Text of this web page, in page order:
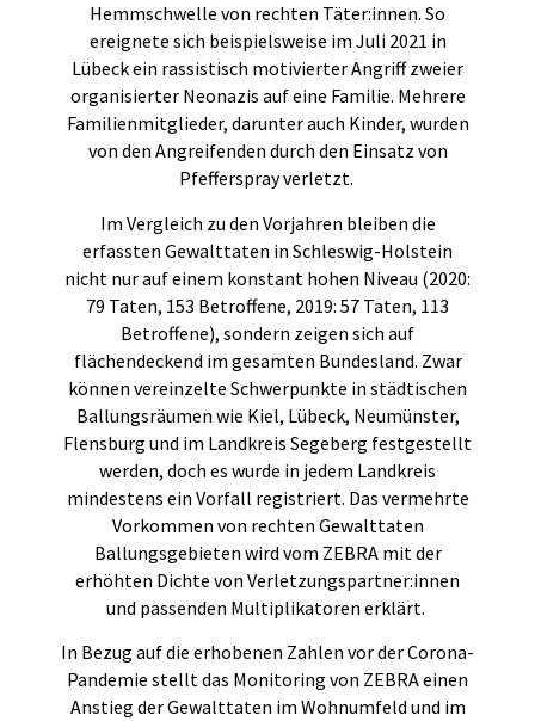
Hemmschwelle von rechten Täter:innen. So
ereignete sich beispielsweise im Juli 2021 in
Lübeck ein rassistisch motivierter Angriff zweier
organisierter Neonazis auf eine Familie. Mehrere
Familienmitglieder, darunter auch Kinder, wurden
von den Angreifenden durch den Einsatz von
Pfefferspray verletzt.
Im Vergleich zu den Vorjahren bleiben die
erfassten Gewalttaten in Schleswig-Holstein
nicht nur auf einem konstant hohen Niveau (2020:
79 Taten, 153 Betroffene, 2019: 57 Taten, 113
Betroffene), sondern zeigen sich auf
flächendeckend im gesamten Bundesland. Zwar
können vereinzelte Schwerpunkte in städtischen
Ballungsräumen wie Kiel, Lübeck, Neumünster,
Flensburg und im Landkreis Segeberg festgestellt
werden, doch es wurde in jedem Landkreis
mindestens ein Vorfall registriert. Das vermehrte
Vorkommen von rechten Gewalttaten
Ballungsgebieten wird vom ZEBRA mit der
erhöhten Dichte von Verletzungspartner:innen
und passenden Multiplikatoren erklärt.
In Bezug auf die erhobenen Zahlen vor der Corona-
Pandemie stellt das Monitoring von ZEBRA einen
Anstieg der Gewalttaten im Wohnumfeld und im